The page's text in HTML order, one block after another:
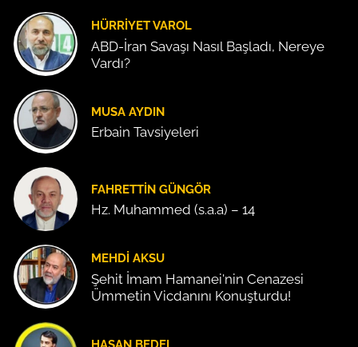
HÜRRIYET VAROL
ABD-İran Savaşı Nasıl Başladı, Nereye
Vardı?
MUSA AYDIN
Erbain Tavsiyeleri
FAHRETTIN GÜNGÖR
Hz. Muhammed (s.a.a) – 14
MEHDI AKSU
Şehit İmam Hamanei'nin Cenazesi
Ümmetin Vicdanını Konuşturdu!
HASAN BEDEL